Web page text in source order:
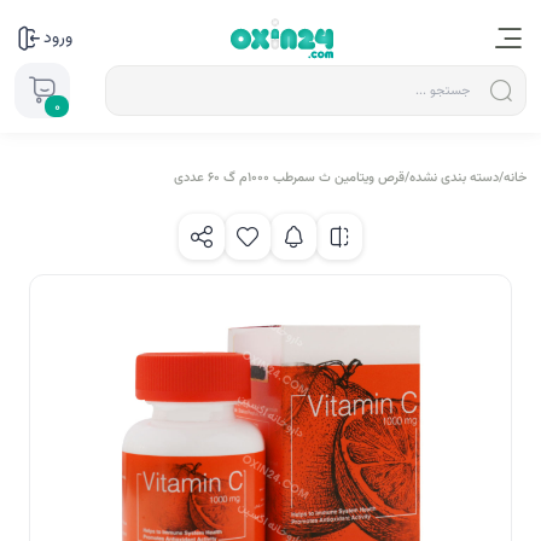
ورود
0
خانه/دسته بندی نشده/قرص ویتامین ث سمرطب 1000م گ 60 عددی